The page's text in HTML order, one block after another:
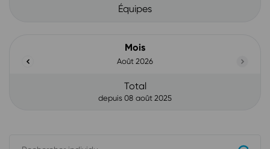
Équipes
Mois
Précédent Août 2026 Suivant
Total
depuis 08 août 2025